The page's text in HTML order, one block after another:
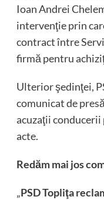
Ioan Andrei
intervenţie prin
contract între
firmă pentru
Ulterior şedinţei,
comunicat de
acuzaţii
acte.
Redăm mai jos
„PSD Topliţa